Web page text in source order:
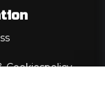
Cookiespolicy